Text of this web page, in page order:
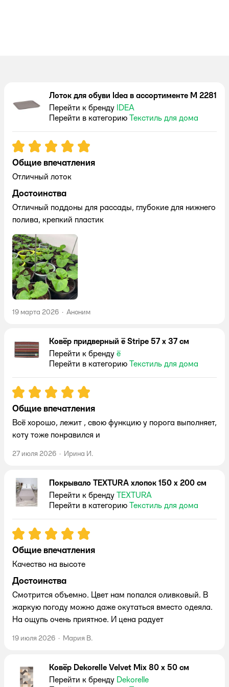
Лоток для обуви Idea в ассортименте М 2281
Перейти к бренду IDEA
Перейти в категорию Текстиль для дома
Рейтинг:5
Общие впечатления
Отличный лоток
Достоинства
Отличный поддоны для рассады, глубокие для нижнего
полива, крепкий пластик
19 марта 2026 · Аноним
Ковёр придверный ё Stripe 57 x 37 см
Перейти к бренду ё
Перейти в категорию Текстиль для дома
Рейтинг:5
Общие впечатления
Всё хорошо, лежит , свою функцию у порога выполняет,
коту тоже понравился и
27 июля 2026 · Ирина И.
Покрывало TEXTURA хлопок 150 x 200 см
Перейти к бренду TEXTURA
Перейти в категорию Текстиль для дома
Рейтинг:5
Общие впечатления
Качество на высоте
Достоинства
Смотрится объемно. Цвет нам попался оливковый. В
жаркую погоду можно даже окутаться вместо одеяла.
На ощупь очень приятное. И цена радует
19 июля 2026 · Мария В.
Ковёр Dekorelle Velvet Mix 80 x 50 см
Перейти к бренду Dekorelle